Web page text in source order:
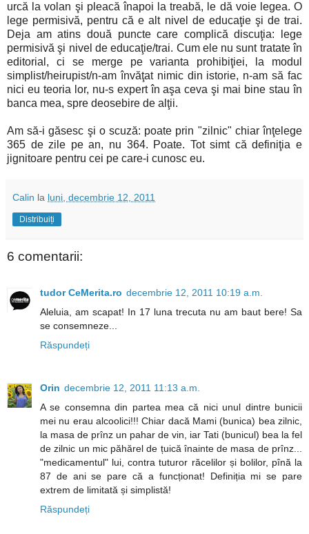
urcă la volan şi pleacă înapoi la treabă, le dă voie legea. O
lege permisivă, pentru că e alt nivel de educaţie şi de trai.
Deja am atins două puncte care complică discuţia: lege
permisivă şi nivel de educaţie/trai. Cum ele nu sunt tratate în
editorial, ci se merge pe varianta prohibiţiei, la modul
simplist/heirupist/n-am învăţat nimic din istorie, n-am să fac
nici eu teoria lor, nu-s expert în aşa ceva şi mai bine stau în
banca mea, spre deosebire de alţii.
Am să-i găsesc şi o scuză: poate prin "zilnic" chiar înţelege
365 de zile pe an, nu 364. Poate. Tot simt că definiţia e
jignitoare pentru cei pe care-i cunosc eu.
Calin la luni, decembrie 12, 2011
Distribuiți
6 comentarii:
tudor CeMerita.ro decembrie 12, 2011 10:19 a.m.
Aleluia, am scapat! In 17 luna trecuta nu am baut bere! Sa
se consemneze...
Răspundeți
Orin decembrie 12, 2011 11:13 a.m.
A se consemna din partea mea că nici unul dintre bunicii
mei nu erau alcoolici!!! Chiar dacă Mami (bunica) bea zilnic,
la masa de prînz un pahar de vin, iar Tati (bunicul) bea la fel
de zilnic un mic păhărel de țuică înainte de masa de prînz...
"medicamentul" lui, contra tuturor răcelilor și bolilor, pînă la
87 de ani se pare că a funcționat! Definiția mi se pare
extrem de limitată și simplistă!
Răspundeți